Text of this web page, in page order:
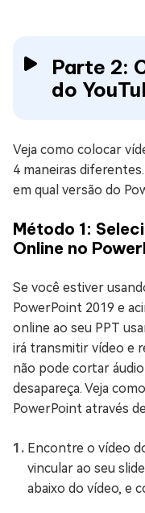
Parte 2:
do
Veja como colocar
4 maneiras
em qual versão do
Método 1:
Online no
Se você estiver
PowerPoint 2019 e
online ao seu PPT
irá transmitir vídeo e
não pode cortar
desapareça. Veja
PowerPoint através
Encontre o vídeo
vincular ao seu
abaixo do vídeo, e